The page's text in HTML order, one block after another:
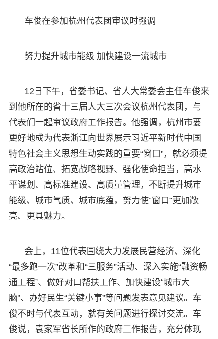
车俊在参加杭州代表团审议时强调
努力提升城市能级 加快建设一流城市
12日下午，省委书记、省人大常委会主任车俊来
到他所在的省十三届人大三次会议杭州代表团，与
代表们一起审议政府工作报告。他强调，杭州市要
更好地成为代表浙江向世界展示习近平新时代中国
特色社会主义思想生动实践的重要“窗口”，就必须提
高政治站位、拓宽战略视野、强化使命担当，高水
平谋划、高标准建设、高质量管理，不断提升城市
能级、城市气质、城市底蕴，努力使“窗口”更加敞
亮、更具魅力。
会上，11位代表围绕大力发展民营经济、深化
“最多跑一次”改革和“三服务”活动、深入实施“融资畅
通工程”、做好对口帮扶工作、加快建设“城市大
脑”、办好民生“关键小事”等问题发表意见建议。车
俊不时与代表互动，就有关问题进行探讨交流。车
俊说，袁家军省长所作的政府工作报告，充分体现